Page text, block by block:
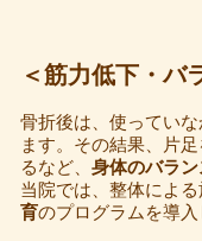
＜筋力低下・バ
骨折後は、使ってい
ます。その結果、片
るなど、 身体のバラ
当院では、整体による
育のプログラムを導入